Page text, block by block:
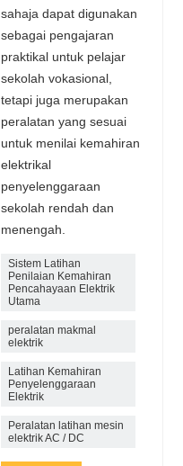
sahaja dapat digunakan
sebagai pengajaran
praktikal untuk pelajar
sekolah vokasional,
tetapi juga merupakan
peralatan yang sesuai
untuk menilai kemahiran
elektrikal
penyelenggaraan
sekolah rendah dan
menengah.
Sistem Latihan
Penilaian Kemahiran
Pencahayaan Elektrik
Utama
peralatan makmal
elektrik
Latihan Kemahiran
Penyelenggaraan
Elektrik
Peralatan latihan mesin
elektrik AC / DC